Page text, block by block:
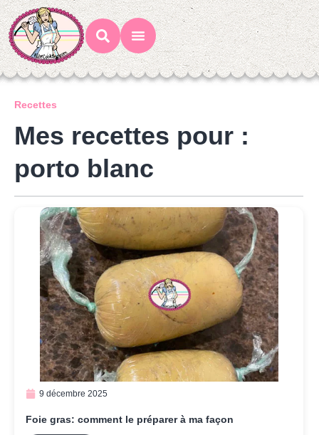
Recettes
Mes recettes pour :
porto blanc
9 décembre 2025
Foie gras: comment le préparer à ma façon